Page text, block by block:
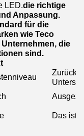
LED.die richtige
Anpassung.
für die
wie Teco
die
sind.
Das ist